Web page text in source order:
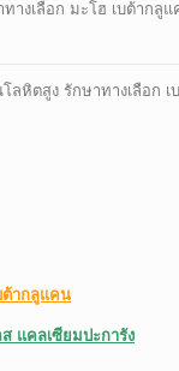
ทางเลือก มะโฮ เบต้ากลู
ลหิตสูง รักษาทางเลือก
ากลูแคน
แคลเซียมปะการัง